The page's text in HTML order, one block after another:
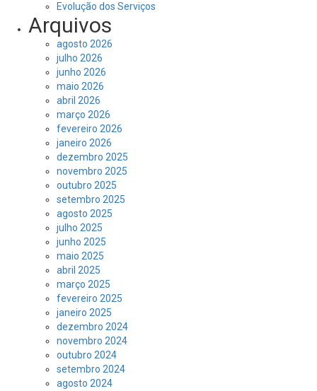
Evolução dos Serviços
Arquivos
agosto 2026
julho 2026
junho 2026
maio 2026
abril 2026
março 2026
fevereiro 2026
janeiro 2026
dezembro 2025
novembro 2025
outubro 2025
setembro 2025
agosto 2025
julho 2025
junho 2025
maio 2025
abril 2025
março 2025
fevereiro 2025
janeiro 2025
dezembro 2024
novembro 2024
outubro 2024
setembro 2024
agosto 2024